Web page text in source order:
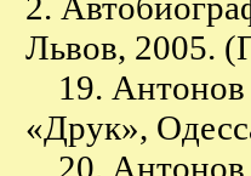
Львов, 2005.
19.
«Друк»,
20.